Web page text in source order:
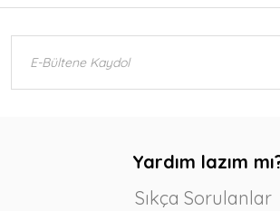
Yardım lazım
Sıkça Sorulanlar